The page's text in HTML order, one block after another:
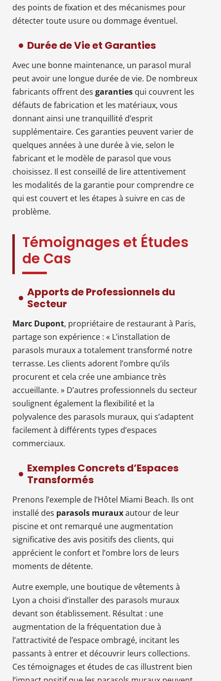
des points de fixation et des mécanismes pour
détecter toute usure ou dommage éventuel.
Durée de Vie et Garanties
Avec une bonne maintenance, un parasol mural
peut avoir une longue durée de vie. De nombreux
fabricants offrent des garanties qui couvrent les
défauts de fabrication et les matériaux, vous
donnant ainsi une tranquillité d’esprit
supplémentaire. Ces garanties peuvent varier de
quelques années à une durée à vie, selon le
fabricant et le modèle de parasol que vous
choisissez. Il est conseillé de lire attentivement
les modalités de la garantie pour comprendre ce
qui est couvert et les étapes à suivre en cas de
problème.
Témoignages et Études
de Cas
Apports de Professionnels du
Secteur
Marc Dupont, propriétaire de restaurant à Paris,
partage son expérience : « L’installation de
parasols muraux a totalement transformé notre
terrasse. Les clients adorent l’ombre qu’ils
procurent et cela crée une ambiance très
accueillante. » D’autres professionnels du secteur
soulignent également la flexibilité et la
polyvalence des parasols muraux, qui s’adaptent
facilement à différents types d’espaces
commerciaux.
Exemples Concrets d’Espaces
Transformés
Prenons l’exemple de l’Hôtel Miami Beach. Ils ont
installé des parasols murauxautour de leur
piscine et ont remarqué une augmentation
significative des avis positifs des clients, qui
apprécient le confort et l’ombre lors de leurs
moments de détente.
Autre exemple, une boutique de vêtements à
Lyon a choisi d’installer des parasols muraux
devant son établissement. Résultat : une
augmentation de la fréquentation due à
l’attractivité de l’espace ombragé, incitant les
passants à entrer et découvrir leurs collections.
Ces témoignages et études de cas illustrent bien